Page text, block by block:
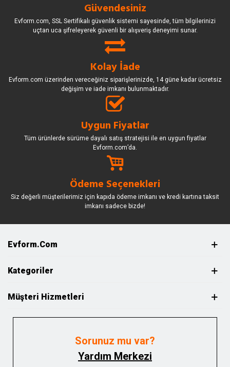
Güvendesiniz
Evform.com, SSL Sertifikalı güvenlik sistemi sayesinde, tüm bilgilerinizi
uçtan uca şifreleyerek güvenli bir alışveriş deneyimi sunar.
Kolay İade
Evform.com üzerinden vereceğiniz siparişlerinizde, 14 güne kadar ücretsiz
değişim ve iade imkanı bulunmaktadır.
Uygun Fiyatlar
Tüm ürünlerde sürüme dayalı satış stratejisi ile en uygun fiyatlar
Evform.com’da.
Ödeme Seçenekleri
Siz değerli müşterilerimiz için kapıda ödeme imkanı ve kredi kartına taksit
imkanı sadece bizde!
Evform.com
Kategoriler
Müşteri Hizmetleri
Sorunuz mu var?
Yardım Merkezi